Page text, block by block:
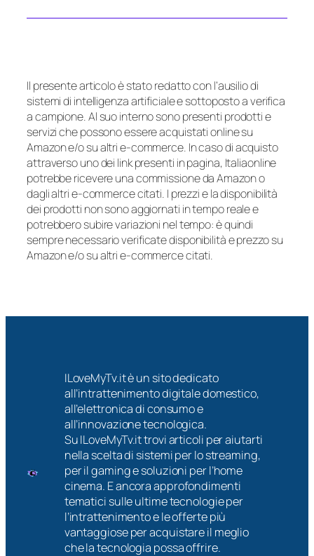
Il presente articolo è stato redatto con l’ausilio di
sistemi di intelligenza artificiale e sottoposto a verifica
a campione. Al suo interno sono presenti prodotti e
servizi che possono essere acquistati online su
Amazon e/o su altri e-commerce. In caso di acquisto
attraverso uno dei link presenti in pagina, Italiaonline
potrebbe ricevere una commissione da Amazon o
dagli altri e-commerce citati. I prezzi e la disponibilità
dei prodotti non sono aggiornati in tempo reale e
potrebbero subire variazioni nel tempo: è quindi
sempre necessario verificate disponibilità e prezzo su
Amazon e/o su altri e-commerce citati.
ILoveMyTv.it è un sito dedicato
all’intrattenimento digitale domestico,
all’elettronica di consumo e
all’innovazione tecnologica.
Su ILoveMyTv.it trovi articoli per aiutarti
nella scelta di sistemi per lo streaming,
per il gaming e soluzioni per l’home
cinema. E ancora approfondimenti
tematici sulle ultime tecnologie per
l’intrattenimento e le offerte più
vantaggiose per acquistare il meglio
che la tecnologia possa offrire.